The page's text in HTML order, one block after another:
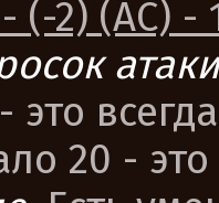
- (-2) (AC)
атаки
это
20 -